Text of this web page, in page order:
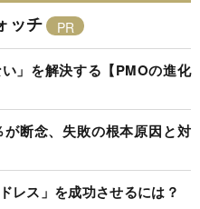
ッチ
」を解決する【PMOの進化
が断念、失敗の根本原因と対
レス」を成功させるには？